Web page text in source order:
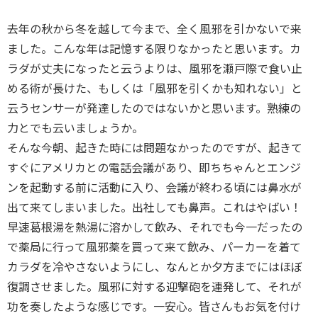
去年の秋から冬を越して今まで、全く風邪を引かないで来
ました。こんな年は記憶する限りなかったと思います。カ
ラダが丈夫になったと云うよりは、風邪を瀬戸際で食い止
める術が長けた、もしくは「風邪を引くかも知れない」と
云うセンサーが発達したのではないかと思います。熟練の
力とでも云いましょうか。
そんな今朝、起きた時には問題なかったのですが、起きて
すぐにアメリカとの電話会議があり、即ちちゃんとエンジ
ンを起動する前に活動に入り、会議が終わる頃には鼻水が
出て来てしまいました。出社しても鼻声。これはやばい！
早速葛根湯を熱湯に溶かして飲み、それでも今一だったの
で薬局に行って風邪薬を買って来て飲み、パーカーを着て
カラダを冷やさないようにし、なんとか夕方までにはほぼ
復調させました。風邪に対する迎撃砲を連発して、それが
功を奏したような感じです。一安心。皆さんもお気を付け